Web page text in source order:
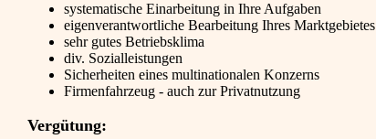
systematische Einarbeitung in Ihre Aufgaben
eigenverantwortliche Bearbeitung Ihres Marktgebietes
sehr gutes Betriebsklima
div. Sozialleistungen
Sicherheiten eines multinationalen Konzerns
Firmenfahrzeug - auch zur Privatnutzung
Vergütung: